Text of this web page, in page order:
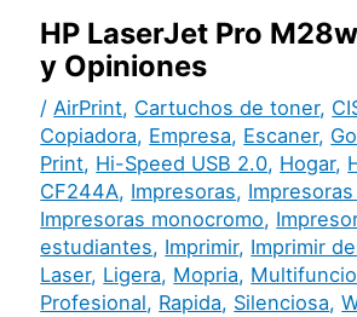
HP LaserJet Pro
y Opiniones
/AirPrint, Cartuchos de toner,
Copiadora, Empresa, Escaner,
Print, Hi-Speed USB 2.0, Hogar,
CF244A, Impresoras,
Impresoras monocromo,
estudiantes, Imprimir, Imprimir
Laser, Ligera, Mopria,
Profesional, Rapida, Silenciosa,